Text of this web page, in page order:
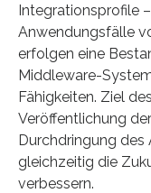
Integrationsprofile
Anwendungsfälle
erfolgen eine
Middleware-
Fähigkeiten. Ziel
Veröffentlichung
Durchdringung
gleichzeitig die
verbessern.